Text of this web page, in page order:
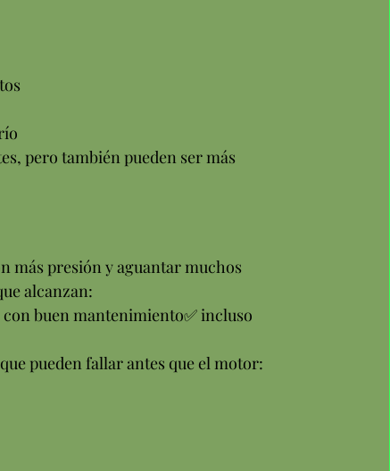
pero también pueden ser más
más presión y aguantar muchos
alcanzan:
buen mantenimiento✅ incluso
pueden fallar antes que el motor: